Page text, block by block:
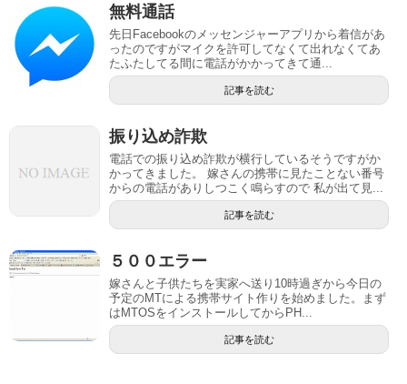
無料通話
先日Facebookのメッセンジャーアプリから着信があ
ったのですがマイクを許可してなくて出れなくてあ
たふたしてる間に電話がかかってきて通...
記事を読む
振り込め詐欺
電話での振り込め詐欺が横行しているそうですがか
かってきました。 嫁さんの携帯に見たことない番号
からの電話がありしつこく鳴らすので 私が出て見...
記事を読む
５００エラー
嫁さんと子供たちを実家へ送り10時過ぎから今日の
予定のMTによる携帯サイト作りを始めました。まず
はMTOSをインストールしてからPH...
記事を読む